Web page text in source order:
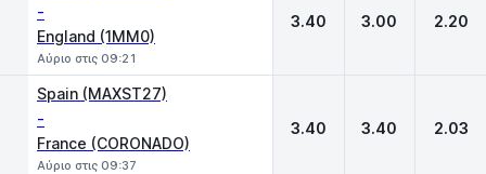
-
England (1MM0)
Αύριο στις 09:21
3.40 3.00 2.20
Spain (MAXST27)
-
France (CORONADO)
Αύριο στις 09:37
3.40 3.40 2.03